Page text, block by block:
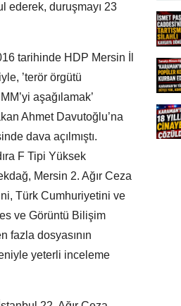
ederek, duruşmayı 23
tarihinde HDP Mersin İl
’terör örgütü
aşağılamak’
Ahmet Davutoğlu’na
dava açılmıştı.
F Tipi Yüksek
Mersin 2. Ağır Ceza
Türk Cumhuriyetini ve
ve Görüntü Bilişim
fazla dosyasının
yeterli inceleme